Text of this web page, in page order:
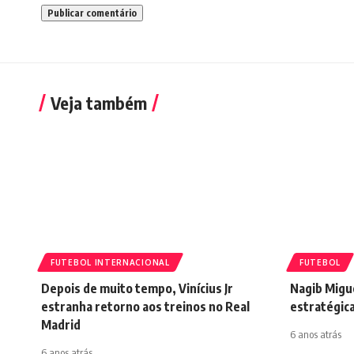
Veja também
FUTEBOL INTERNACIONAL
Depois de muito tempo, Vinícius Jr
estranha retorno aos treinos no Real
Madrid
FUTEBOL
Nagib
6 anos atrás